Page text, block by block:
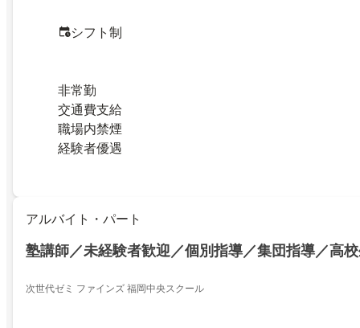
シフト制
非常勤
交通費支給
職場内禁煙
経験者優遇
アルバイト・パート
塾講師／未経験者歓迎／個別指導／集団指導／高
次世代ゼミ ファインズ 福岡中央スクール